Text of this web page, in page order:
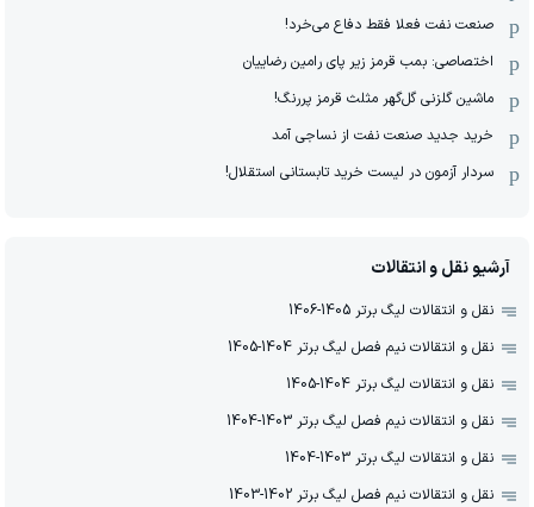
صنعت نفت فعلا فقط دفاع می‌خرد!
اختصاصی: بمب قرمز زیر پای رامین رضاییان
ماشین گلزنی گل‌گهر مثلث قرمز پررنگ!
خرید جدید صنعت نفت از نساجی آمد
سردار آزمون در لیست خرید تابستانی استقلال!
آرشیو نقل و انتقالات
نقل و انتقالات لیگ برتر 1405-1406
نقل و انتقالات نیم فصل لیگ برتر 1404-1405
نقل و انتقالات لیگ برتر 1404-1405
نقل و انتقالات نیم فصل لیگ برتر 1403-1404
نقل و انتقالات لیگ برتر 1403-1404
نقل و انتقالات نیم فصل لیگ برتر 1402-1403